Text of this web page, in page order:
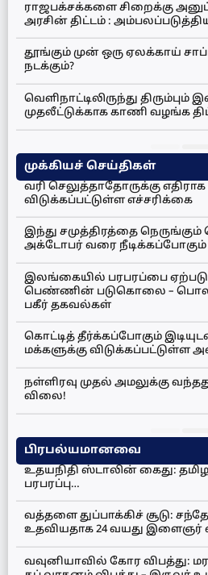
ராஜபக்சக்களை சிறைக்கு
அரசின் திட்டம் :
தூங்கும் முன் ஒரு ஏலக்காய்
நடக்கும்?
வெளிநாட்டிலிருந்து
முதலீட்டுக்காக காணி வழங்க
முக்கியச் செய்திகள்
வரி செலுத்தாதோருக்கு
விடுக்கப்பட்டுள்ள எச்சரிக்கை
இந்து சமுத்திரத்தை
அக்டோபர் வரை நீடிக்கப்போகும்
இலங்கையில் பரபரப்பை
பெண்ணின் படுகொலை –
பகீர் தகவல்கள்
கொட்டித் தீர்க்கப்போகும்
மக்களுக்கு விடுக்கப்பட்டுள்ள
நள்ளிரவு முதல் அமலுக்கு
விலை!
பிரபல்யமானவை
உதயநிதி ஸ்டாலின் கைது:
பரபரப்பு…
வத்தளை துப்பாக்கிச் சூடு:
உதவியதாக 24 வயது இளைஞர்
வவுனியாவில் கோர விபத்து: